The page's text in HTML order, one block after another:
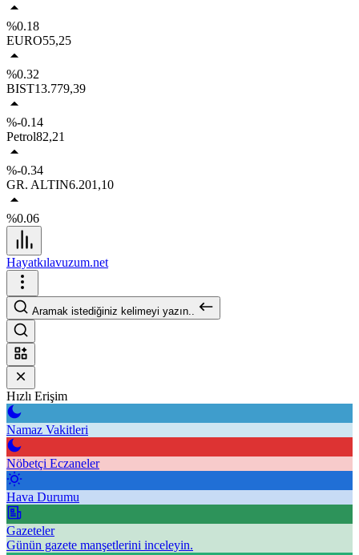
%0.18
EURO55,25
%0.32
BIST13.779,39
%-0.14
Petrol82,21
%-0.34
GR. ALTIN6.201,10
%0.06
Hayatkılavuzum.net
Aramak istediğiniz kelimeyi yazın..
Hızlı Erişim
Namaz Vakitleri
Nöbetçi Eczaneler
Hava Durumu
Gazeteler
Günün gazete manşetlerini inceleyin.